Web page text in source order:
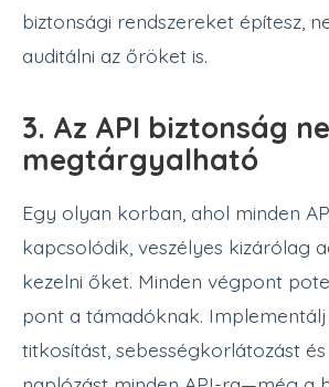
biztonsági rendszereket építesz,
auditálni az őröket is.
3. Az API biztonság
megtárgyalható
Egy olyan korban, ahol minden
kapcsolódik, veszélyes kizárólag
kezelni őket. Minden végpont
pont a támadóknak. Implementálj
titkosítást, sebességkorlátozást